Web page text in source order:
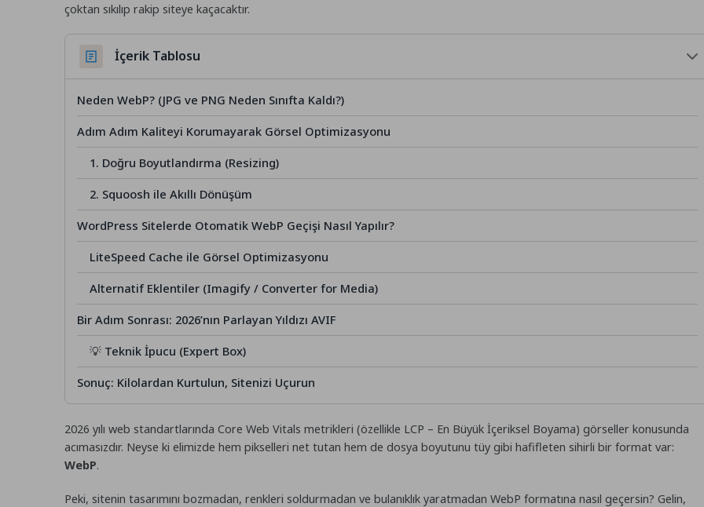
çoktan sıkılıp rakip siteye kaçacaktır.
İçerik Tablosu
Neden WebP? (JPG ve PNG Neden Sınıfta Kaldı?)
Adım Adım Kaliteyi Korumayarak Görsel Optimizasyonu
1. Doğru Boyutlandırma (Resizing)
2. Squoosh ile Akıllı Dönüşüm
WordPress Sitelerde Otomatik WebP Geçişi Nasıl Yapılır?
LiteSpeed Cache ile Görsel Optimizasyonu
Alternatif Eklentiler (Imagify / Converter for Media)
Bir Adım Sonrası: 2026’nın Parlayan Yıldızı AVIF
💡 Teknik İpucu (Expert Box)
Sonuç: Kilolardan Kurtulun, Sitenizi Uçurun
2026 yılı web standartlarında Core Web Vitals metrikleri (özellikle LCP – En Büyük İçeriksel Boyama) görseller konusunda
acımasızdır. Neyse ki elimizde hem pikselleri net tutan hem de dosya boyutunu tüy gibi hafifleten sihirli bir format var:
WebP.
Peki, sitenin tasarımını bozmadan, renkleri soldurmadan ve bulanıklık yaratmadan WebP formatına nasıl geçersin? Gelin,